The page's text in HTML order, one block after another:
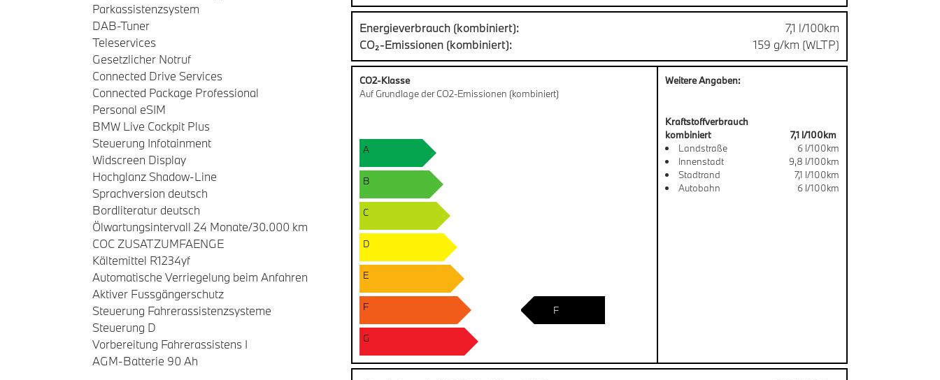
Parkassistenzsystem
DAB-Tuner
Teleservices
Gesetzlicher Notruf
Connected Drive Services
Connected Package Professional
Personal eSIM
BMW Live Cockpit Plus
Steuerung Infotainment
Widscreen Display
Hochglanz Shadow-Line
Sprachversion deutsch
Bordliteratur deutsch
Ölwartungsintervall 24 Monate/30.000 km
COC ZUSATZUMFAENGE
Kältemittel R1234yf
Automatische Verriegelung beim Anfahren
Aktiver Fussgängerschutz
Steuerung Fahrerassistenzsysteme
Steuerung D
Vorbereitung Fahrerassistens I
AGM-Batterie 90 Ah
Energieverbrauch (kombiniert):
7,1 l/100km
CO₂-Emissionen (kombiniert):
159 g/km (WLTP)
CO2-Klasse
Auf Grundlage der CO2-Emissionen (kombiniert)
A
B
C
D
E
F
G
F
Weitere Angaben:
Kraftstoffverbrauch
kombiniert
7,1 l/100km
Landstraße
6 l/100km
Innenstadt
9,8 l/100km
Stadtrand
7,1 l/100km
Autobahn
6 l/100km